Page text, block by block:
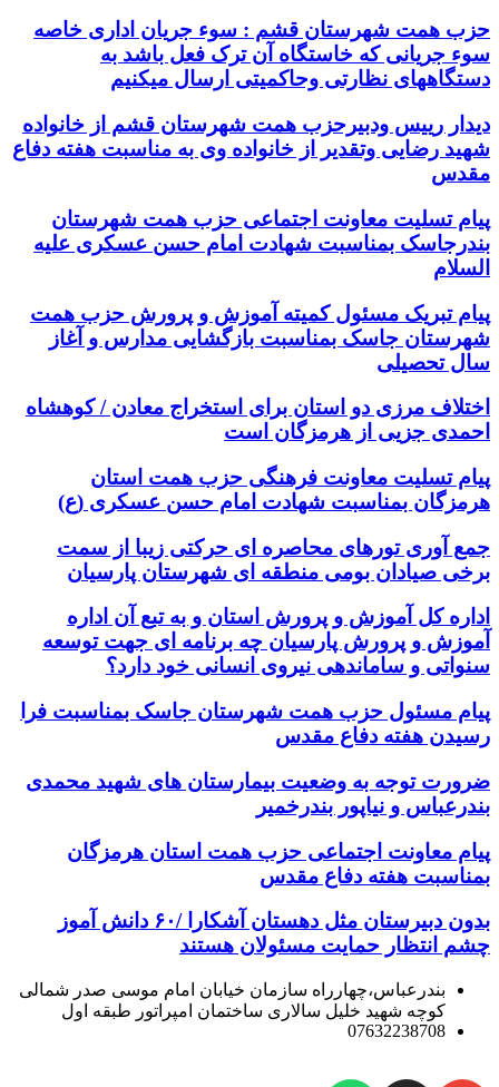
حزب همت شهرستان قشم : سوء جریان اداری خاصه
سوء جریانی که خاستگاه آن ترک فعل باشد به
دستگاههای نظارتی وحاکمیتی ارسال میکنیم
دیدار رییس ودبیرحزب همت شهرستان قشم از خانواده
شهید رضایی وتقدیر از خانواده وی به مناسبت هفته دفاع
مقدس
پیام تسلیت معاونت اجتماعی حزب همت شهرستان
بندرجاسک بمناسبت شهادت امام حسن عسکری علیه
السلام
پیام تبریک مسئول کمیته آموزش و پرورش حزب همت
شهرستان جاسک بمناسبت بازگشایی مدارس و آغاز
سال تحصیلی
اختلاف مرزی دو استان برای استخراج معادن / کوهشاه
احمدی جزیی از هرمزگان است
پیام تسلیت معاونت فرهنگی حزب همت استان
هرمزگان بمناسبت شهادت امام حسن عسکری (ع)
جمع آوری تورهای محاصره ای حرکتی زیبا از سمت
برخی صیادان بومی منطقه ای شهرستان پارسیان
اداره کل آموزش و پرورش استان و به تبع آن اداره
آموزش و پرورش پارسیان چه برنامه ای جهت توسعه
سنواتی و ساماندهی نیروی انسانی خود دارد؟
پیام مسئول حزب همت شهرستان جاسک بمناسبت فرا
رسیدن هفته دفاع مقدس
ضرورت توجه به وضعیت بیمارستان های شهید محمدی
بندرعباس و نیاپور بندرخمیر
پیام معاونت اجتماعی حزب همت استان هرمزگان
بمناسبت هفته دفاع مقدس
بدون دبیرستان مثل دهستان آشکارا /۶۰ دانش آموز
چشم انتظار حمایت مسئولان هستند
بندرعباس،چهارراه سازمان خیابان امام موسی صدر شمالی
کوچه شهید خلیل سالاری ساختمان امپراتور طبقه اول
07632238708